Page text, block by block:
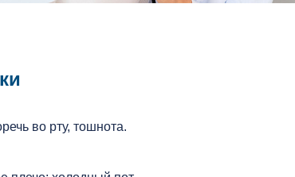
во рту, тошнота.